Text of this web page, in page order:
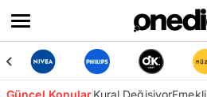
Güncel KonularKural Değişiyor